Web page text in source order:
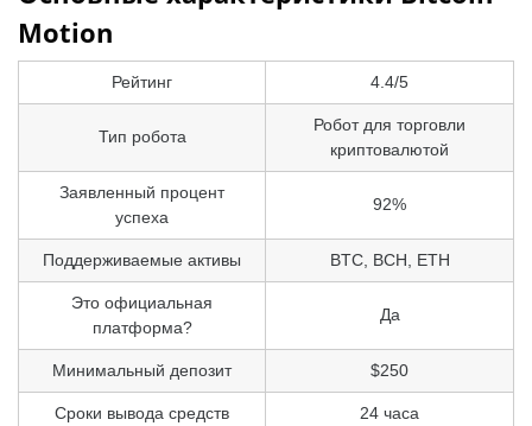
Motion
Рейтинг 4.4/5
Тип робота
Робот для торговли
криптовалютой
Заявленный процент
успеха
92%
Поддерживаемые активы BTC, BCH, ETH
Это официальная
платформа?
Да
Минимальный депозит $250
Сроки вывода средств 24 часа